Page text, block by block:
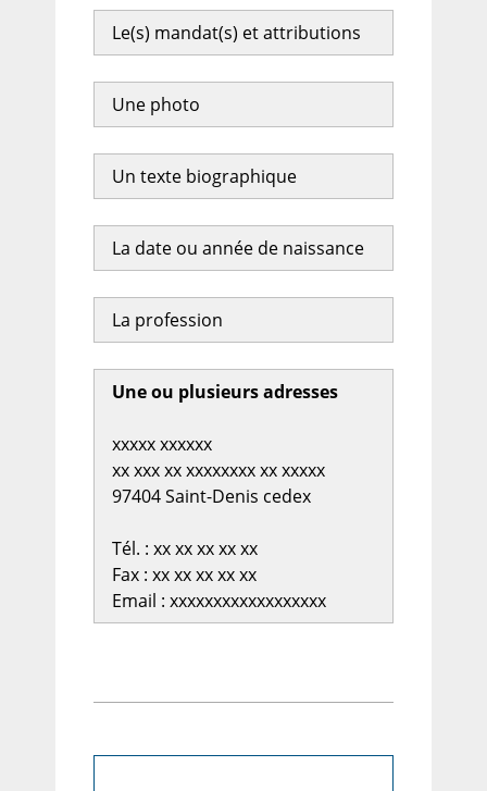
Le(s) mandat(s) et attributions
Une photo
Un texte biographique
La date ou année de naissance
La profession
Une ou plusieurs adresses
xxxxx xxxxxx
xx xxx xx xxxxxxxx xx xxxxx
97404 Saint-Denis cedex
Tél. : xx xx xx xx xx
Fax : xx xx xx xx xx
Email : xxxxxxxxxxxxxxxxxx